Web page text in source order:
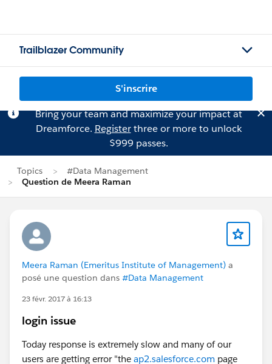
Trailblazer Community
S'inscrire
Bring your team and maximize your impact at
Dreamforce. Registerthree or more to unlock
$999 passes.
Topics
#Data Management
Question de Meera Raman
Meera Raman (Emeritus Institute of Management) a
posé une question dans #Data Management
23 févr. 2017 à 16:13
login issue
Today response is extremely slow and many of our
users are getting error "the ap2.salesforce.com page